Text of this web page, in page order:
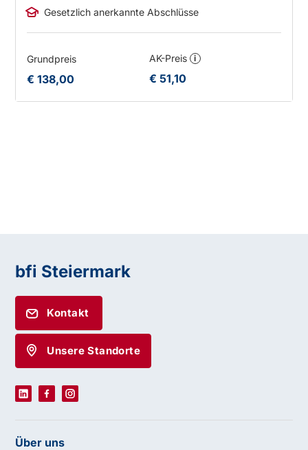
Gesetzlich anerkannte Abschlüsse
Grundpreis
€ 138,00
AK-Preis i
€ 51,10
bfi Steiermark
Kontakt
Unsere Standorte
Über uns